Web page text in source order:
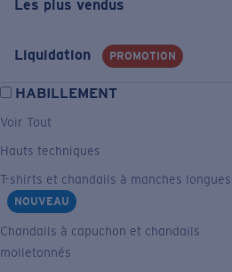
Les plus vendus
Liquidation PROMOTION
HABILLEMENT
Voir Tout
Hauts techniques
T-shirts et chandails à manches longues
NOUVEAU
Chandails à capuchon et chandails
molletonnés